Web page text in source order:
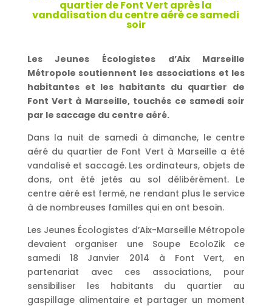
quartier de Font Vert après la
vandalisation du centre aéré ce samedi
soir
Les Jeunes Écologistes d’Aix Marseille
Métropole soutiennent les associations et les
habitantes et les habitants du quartier de
Font Vert à Marseille, touchés ce samedi soir
par le saccage du centre aéré.
Dans la nuit de samedi à dimanche, le centre
aéré du quartier de Font Vert à Marseille a été
vandalisé et saccagé. Les ordinateurs, objets de
dons, ont été jetés au sol délibérément. Le
centre aéré est fermé, ne rendant plus le service
à de nombreuses familles qui en ont besoin.
Les Jeunes Écologistes d’Aix-Marseille Métropole
devaient organiser une Soupe EcoloZik ce
samedi 18 Janvier 2014 à Font Vert, en
partenariat avec ces associations, pour
sensibiliser les habitants du quartier au
gaspillage alimentaire et partager un moment